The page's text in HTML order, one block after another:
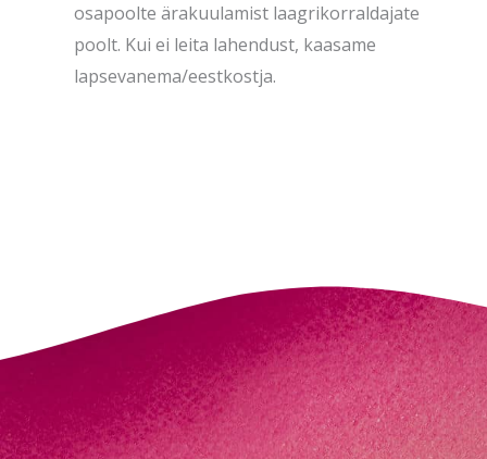
osapoolte ärakuulamist laagrikorraldajate
poolt. Kui ei leita lahendust, kaasame
lapsevanema/eestkostja.